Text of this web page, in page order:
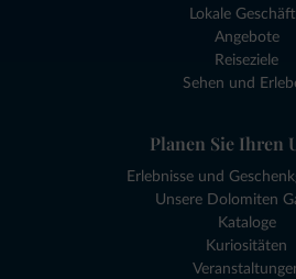
Lokale
Angebote
Reiseziele
Sehen und
Planen Sie Ihren
Erlebnisse und
Unsere Dolomiten
Kataloge
Kuriositäten